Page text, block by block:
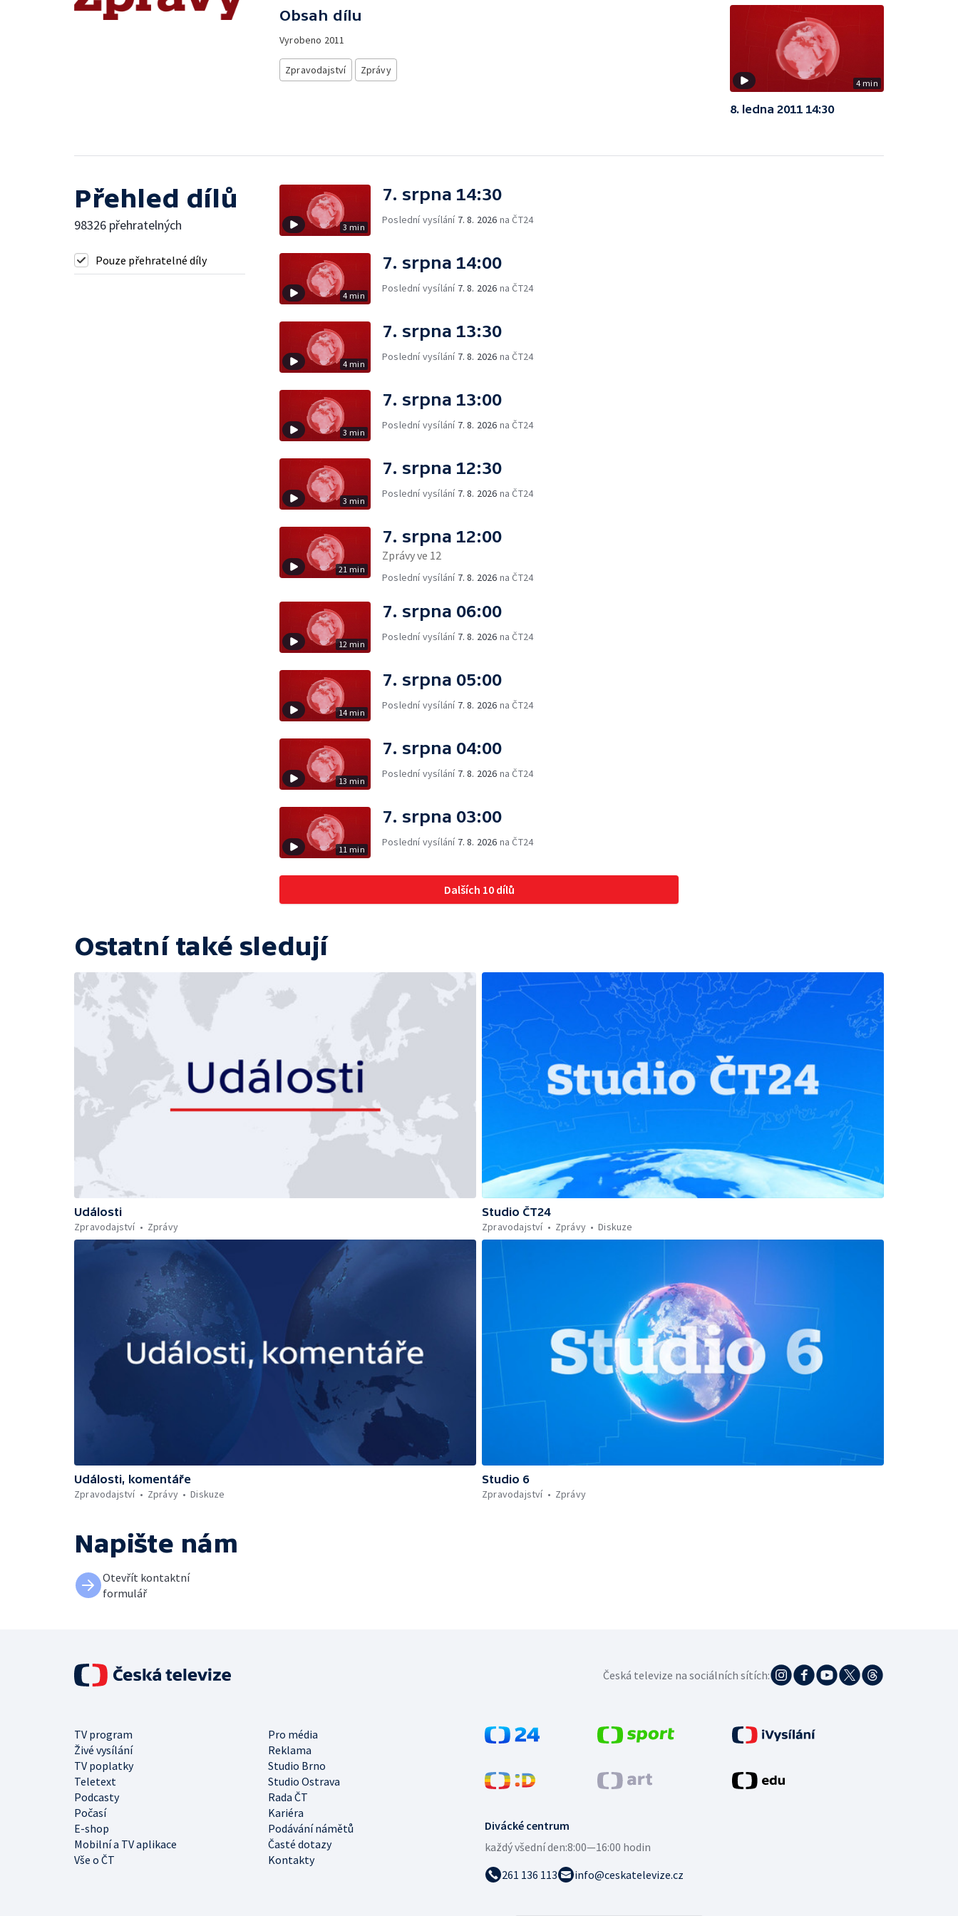
Obsah dílu
Vyrobeno 2011
Zpravodajství Zprávy
4 min
8. ledna 2011 14:30
Přehled dílů
98326 přehratelných
Pouze přehratelné díly
3 min
7. srpna 14:30
Poslední vysílání 7. 8. 2026 na ČT24
4 min
7. srpna 14:00
Poslední vysílání 7. 8. 2026 na ČT24
4 min
7. srpna 13:30
Poslední vysílání 7. 8. 2026 na ČT24
3 min
7. srpna 13:00
Poslední vysílání 7. 8. 2026 na ČT24
3 min
7. srpna 12:30
Poslední vysílání 7. 8. 2026 na ČT24
21 min
7. srpna 12:00
Zprávy ve 12
Poslední vysílání 7. 8. 2026 na ČT24
12 min
7. srpna 06:00
Poslední vysílání 7. 8. 2026 na ČT24
14 min
7. srpna 05:00
Poslední vysílání 7. 8. 2026 na ČT24
13 min
7. srpna 04:00
Poslední vysílání 7. 8. 2026 na ČT24
11 min
7. srpna 03:00
Poslední vysílání 7. 8. 2026 na ČT24
Dalších 10 dílů
Ostatní také sledují
Události
Zpravodajství
Zprávy
Studio ČT24
Zpravodajství
Zprávy Diskuze
Události, komentáře
Zpravodajství
Zprávy Diskuze
Studio 6
Zpravodajství
Zprávy
Napište nám
Otevřít kontaktní
formulář
Divácké centrum
každý všední den:8:00—16:00 hodin
261 136 113
info@ceskatelevize.cz
TV program
Pro média
Živé vysílání
Reklama
TV poplatky
Studio Brno
Teletext
Studio Ostrava
Podcasty
Rada ČT
Počasí
Kariéra
E-shop
Podávání námětů
Mobilní a TV aplikace
Časté dotazy
Vše o ČT
Kontakty
Česká televize na sociálních sítích: